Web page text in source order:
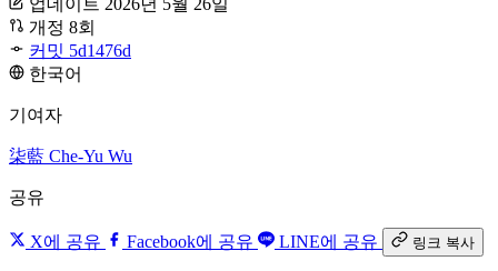
업데이트 2026년 5월 26일
개정 8회
커밋 5d1476d
한국어
기여자
柒藍 Che-Yu Wu
공유
X에 공유 Facebook에 공유 LINE에 공유 링크 복사